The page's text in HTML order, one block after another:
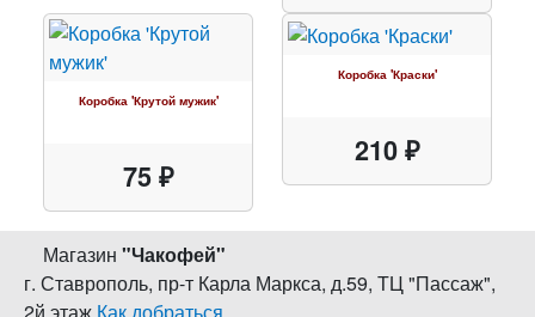
Коробка 'Крутой мужик'
75 ₽
Коробка 'Краски'
210 ₽
Магазин "Чакофей"
г. Ставрополь, пр-т Карла Маркса, д.59, ТЦ "Пассаж",